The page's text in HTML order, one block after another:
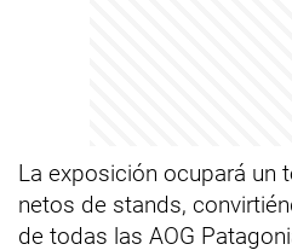
La exposición ocupará un
netos de stands,
de todas las AOG